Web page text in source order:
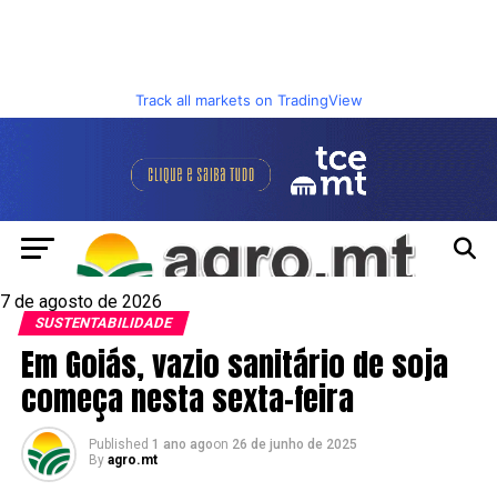
Track all markets on TradingView
7 de agosto de 2026
SUSTENTABILIDADE
Em Goiás, vazio sanitário de soja
começa nesta sexta-feira
Published 1 ano agoon 26 de junho de 2025
By agro.mt